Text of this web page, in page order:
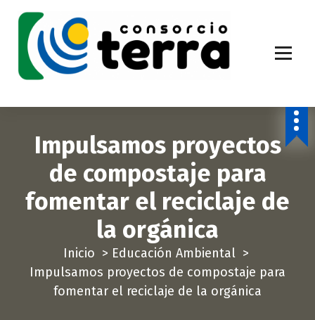
r
Impulsamos proyectos
de compostaje para
fomentar el reciclaje de
la orgánica
Inicio > Educación Ambiental>
Impulsamos proyectos de compostaje para
fomentar el reciclaje de la orgánica